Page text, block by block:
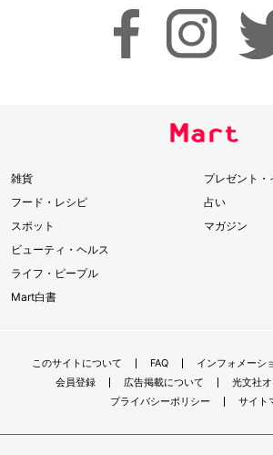
雑貨
フード・レシピ
スポット
ビューティ・ヘルス
ライフ・ピープル
Mart白書
プレゼント・
占い
マガジン
このサイトについて FAQ インフォメーシ
会員登録
広告掲載について
光文社
プライバシーポリシー
サイト